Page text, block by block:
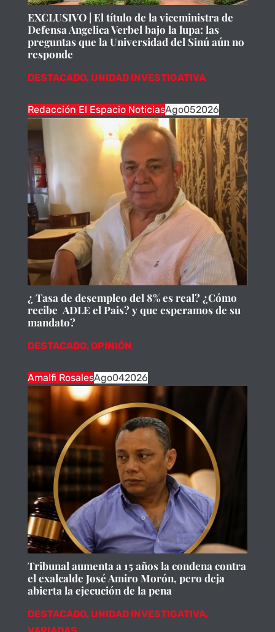
EXCLUSIVO | El título de la viceministra de
Defensa Angelica Verbel bajo la lupa: las
preguntas que la Universidad del Sinú aún no
responde
DESTACADO, UNIDAD INVESTIGATIVA
Redacción El Espacio NoticiasAgo052026
¿ Tasa de desempleo del 8% es real? ¿Cómo
recibe ADLE el Pais? y que esperamos de su
mandato?
DESTACADO,OPINIÓN
Amalfi RosalesAgo042026
Tribunal aumenta a 15 años la condena contra
el exalcalde José Amiro Morón, pero deja
abierta la ejecución de la pena
DESTACADO, UNIDAD INVESTIGATIVA,